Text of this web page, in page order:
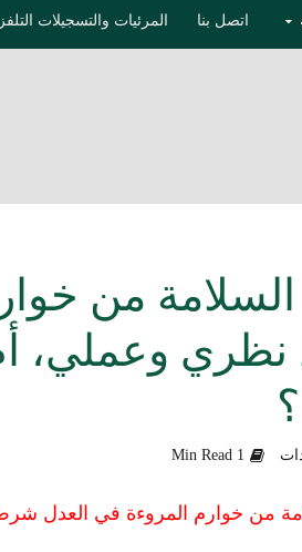
اتصل بنا المرئيات والتسجيلات
اليمن (صوت)
أبي الحسن السليماني
الجماعات الإسلامية
– صوت
حول فَهْمِهِ كلامي عن تنظيم القاعدة
من
نظري وعملي،
1 Min Read
من خوارم المروءة في العدل